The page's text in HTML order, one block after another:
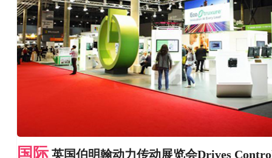
国际 英国伯明翰动力传动展览会Drives